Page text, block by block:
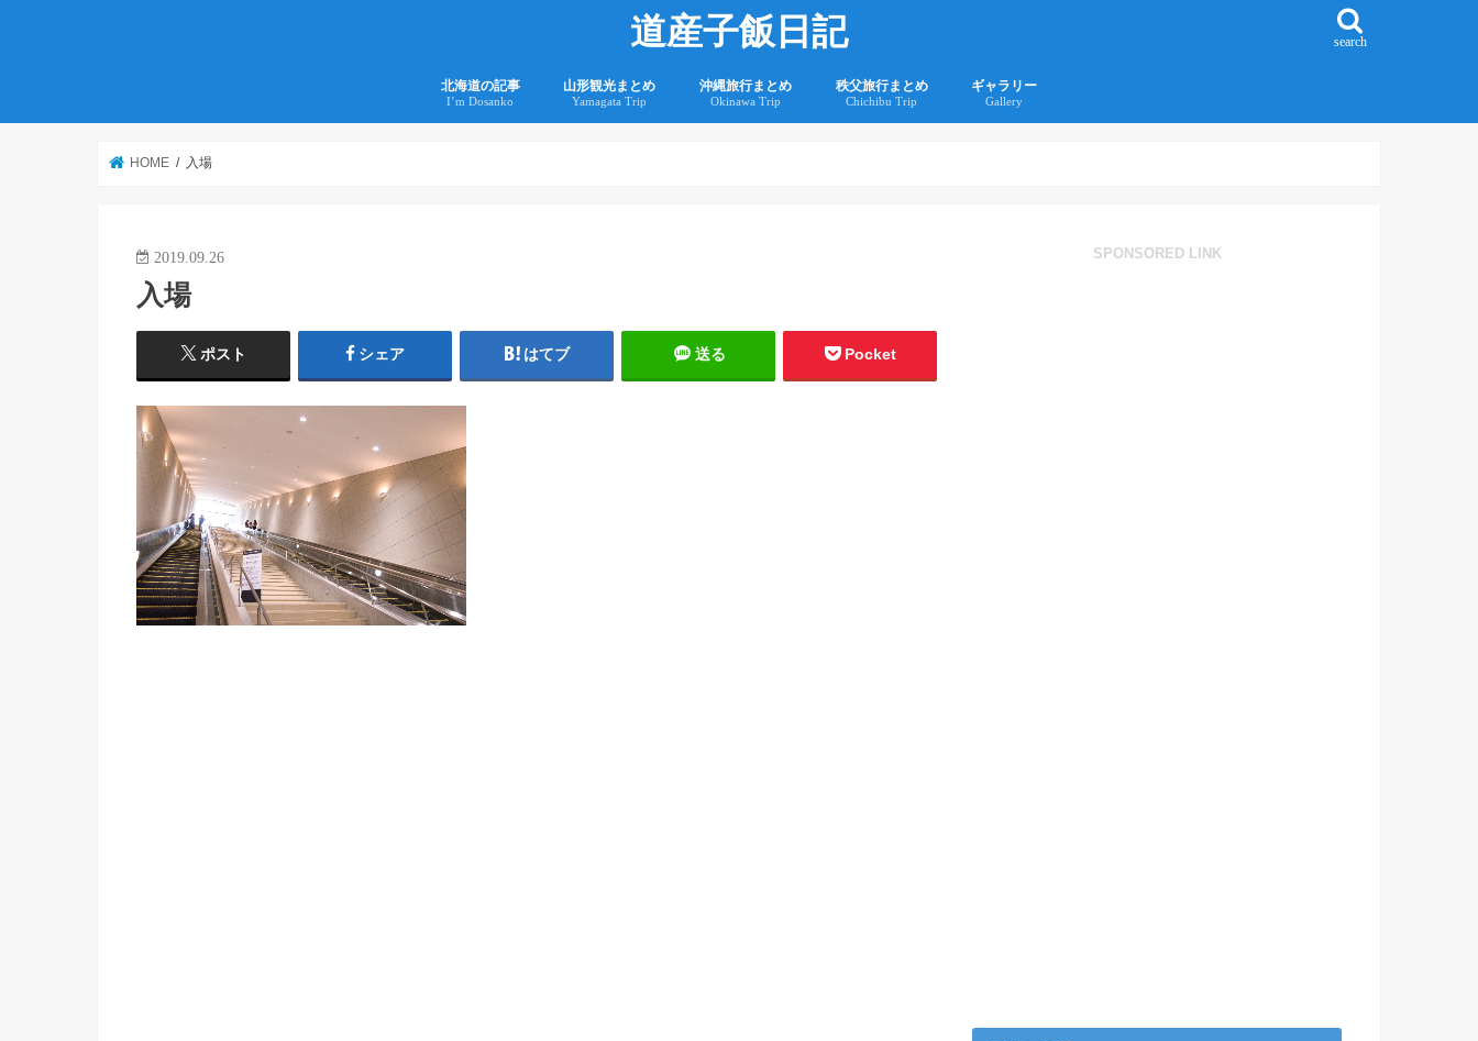
道産子飯日記 search
北海道の記事
I’m Dosanko
山形観光まとめ
Yamagata Trip
沖縄旅行まとめ
Okinawa Trip
秩父旅行まとめ
Chichibu Trip
ギャラリー
Gallery
HOME 入場
2019.09.26
入場
ポスト シェア はてブ 送る Pocket
SPONSORED LINK